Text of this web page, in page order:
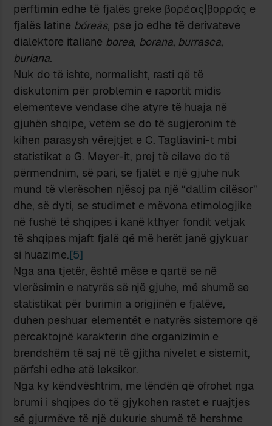
përftimin edhe të fjalës greke βορέας|βορράς e
fjalës latine bŏreās, pse jo edhe të derivateve
dialektore italiane borea, borana, burrasca,
buriana.
Nuk do të ishte, normalisht, rasti që të
diskutonim për problemin e raportit midis
elementeve vendase dhe atyre të huaja në
gjuhën shqipe, vetëm se do të sugjeronim të
kihen parasysh vërejtjet e C. Tagliavini-t mbi
statistikat e G. Meyer-it, prej të cilave do të
përmendnim, së pari, se fjalët e një gjuhe nuk
mund të vlerësohen njësoj pa një “dallim cilësor”
dhe, së dyti, se studimet e mëvona etimologjike
në fushë të shqipes i kanë kthyer fondit vetjak
të shqipes mjaft fjalë që më herët janë gjykuar
si huazime.[5]
Nga ana tjetër, është mëse e qartë se në
vlerësimin e natyrës së një gjuhe, më shumë se
statistikat për burimin a origjinën e fjalëve,
duhen peshuar elementët e natyrës sistemore që
përcaktojnë karakterin dhe organizimin e
brendshëm të saj në të gjitha nivelet e sistemit,
përfshi edhe atë leksikor.
Nga ky këndvështrim, me lëndën që ofrohet nga
brumi i shqipes do të gjykohen rastet e ruajtjes
së gjurmëve të një dukurie shumë të hershme